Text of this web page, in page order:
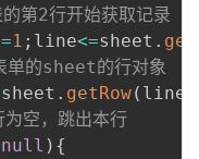
2行开始获取记录
=1 ; line<=sheet .
的sheet的行对象
sheet . getRow( line
空，跳出本行
null ) {